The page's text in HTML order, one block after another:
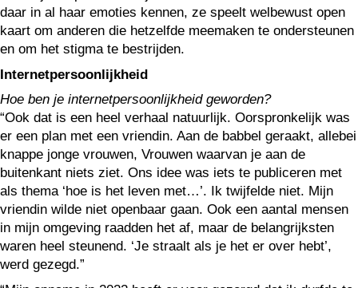
daar in al haar emoties kennen, ze speelt welbewust open
kaart om anderen die hetzelfde meemaken te ondersteunen
en om het stigma te bestrijden.
Internetpersoonlijkheid
Hoe ben je internetpersoonlijkheid geworden?
“Ook dat is een heel verhaal natuurlijk. Oorspronkelijk was
er een plan met een vriendin. Aan de babbel geraakt, allebei
knappe jonge vrouwen, Vrouwen waarvan je aan de
buitenkant niets ziet. Ons idee was iets te publiceren met
als thema ‘hoe is het leven met…’. Ik twijfelde niet. Mijn
vriendin wilde niet openbaar gaan. Ook een aantal mensen
in mijn omgeving raadden het af, maar de belangrijksten
waren heel steunend. ‘Je straalt als je het er over hebt’,
werd gezegd.”